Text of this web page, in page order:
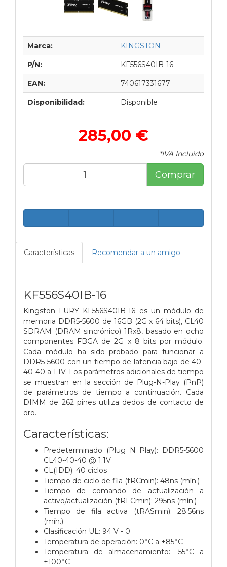
Marca: KINGSTON
P/N: KF556S40IB-16
EAN: 740617331677
Disponibilidad: Disponible
285,00 €
*IVA Incluido
Comprar
Características Recomendar a un amigo
KF556S40IB-16
Kingston FURY KF556S40IB-16 es un módulo de
memoria DDR5-5600 de 16GB (2G x 64 bits), CL40
SDRAM (DRAM sincrónico) 1Rx8, basado en ocho
componentes FBGA de 2G x 8 bits por módulo.
Cada módulo ha sido probado para funcionar a
DDR5-5600 con un tiempo de latencia bajo de 40-
40-40 a 1.1V. Los parámetros adicionales de tiempo
se muestran en la sección de Plug-N-Play (PnP)
de parámetros de tiempo a continuación. Cada
DIMM de 262 pines utiliza dedos de contacto de
oro.
Características:
Predeterminado (Plug N Play): DDR5-5600
CL40-40-40 @ 1.1V
CL(IDD): 40 ciclos
Tiempo de ciclo de fila (tRCmin): 48ns (mín.)
Tiempo de comando de actualización a
activo/actualización (tRFCmin): 295ns (mín.)
Tiempo de fila activa (tRASmin): 28.56ns
(mín.)
Clasificación UL: 94 V - 0
Temperatura de operación: 0°C a +85°C
Temperatura de almacenamiento: -55°C a
+100°C